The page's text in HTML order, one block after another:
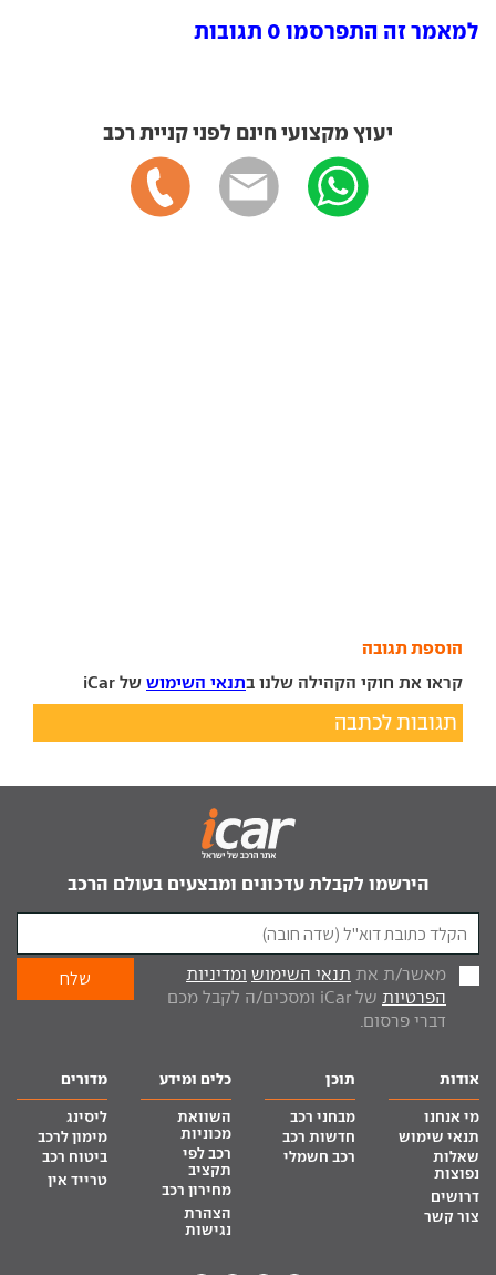
למאמר זה התפרסמו 0 תגובות
יעוץ מקצועי חינם לפני קניית רכב
הוספת תגובה
קראו את חוקי הקהילה שלנו בתנאי השימוש של iCar
תגובות לכתבה
הירשמו לקבלת עדכונים ומבצעים בעולם הרכב
מאשר/ת את תנאי השימוש ומדיניות
הפרטיות
של iCar ומסכים/ה לקבל מכם
דברי פרסום.
אודות
מי אנחנו
תנאי שימוש
שאלות
נפוצות
דרושים
צור קשר
תוכן
מבחני רכב
חדשות רכב
רכב חשמלי
כלים ומידע
השוואת
מכוניות
רכב לפי
תקציב
מחירון רכב
הצהרת
נגישות
מדורים
ליסינג
מימון לרכב
ביטוח רכב
טרייד אין